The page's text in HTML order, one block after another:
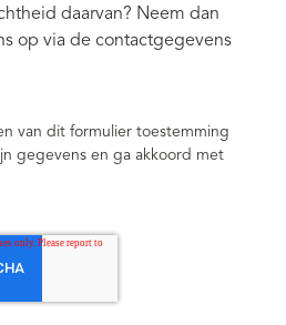
daarvan? Neem dan
op via de contactgegevens
van dit formulier toestemming
gegevens en ga akkoord met